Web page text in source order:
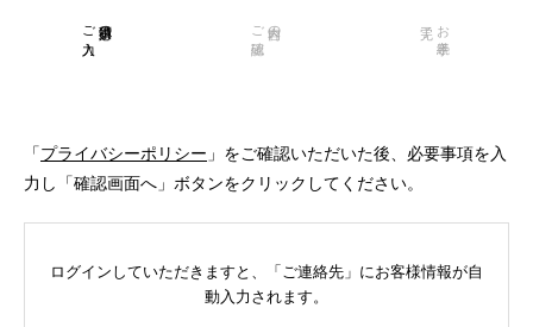
必須項目の
ご入力 内容の
ご確認 お手続き
「プライバシーポリシー 」をご確認いただいた後、必要事項を入
力し「確認画面へ」ボタンをクリックしてください。
ログインしていただきますと、「ご連絡先」にお客様情報が自
動入力されます。